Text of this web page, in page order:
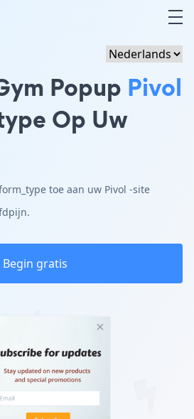
Popup Pivol
Op Uw
toe aan uw Pivol -site
Begin gratis